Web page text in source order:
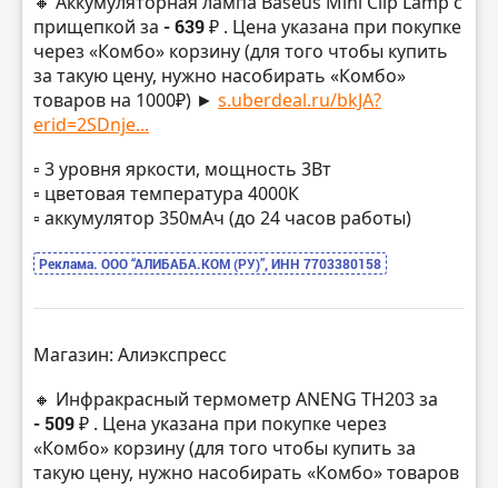
прищепкой за - 639 ₽ . Цена указана при покупке
через «Комбо» корзину (для того чтобы купить
за такую цену, нужно насобирать «Комбо»
товаров на 1000₽) ► s.uberdeal.ru/bkJA?
erid=2SDnje...
▫️ 3 уровня яркости, мощность 3Вт
▫️ цветовая температура 4000К
▫️ аккумулятор 350мАч (до 24 часов работы)
Реклама. ООО “АЛИБАБА.КОМ (РУ)”, ИНН 7703380158
Магазин: Алиэкспресс
🔸 Инфракрасный термометр ANENG TH203 за
- 509 ₽ . Цена указана при покупке через
«Комбо» корзину (для того чтобы купить за
такую цену, нужно насобирать «Комбо» товаров